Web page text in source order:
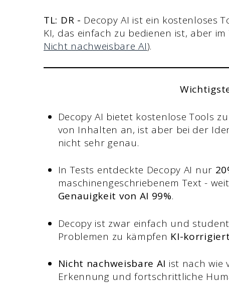
TL: DR - Decopy AI ist ein kostenloses
KI, das einfach zu bedienen ist, aber
Nicht nachweisbare AI).
Decopy AI bietet kostenlose Tools
von Inhalten an, ist aber bei der
nicht sehr genau.
In Tests entdeckte Decopy AI nur
maschinengeschriebenem Text -
Genauigkeit von AI 99%.
Decopy ist zwar einfach und
Problemen zu kämpfen KI-
Nicht nachweisbare AI ist nach wie
Erkennung und fortschrittliche